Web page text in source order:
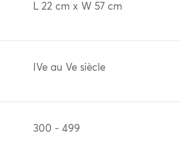
L 22 cm x W 57 cm
IVe au Ve siècle
300 - 499